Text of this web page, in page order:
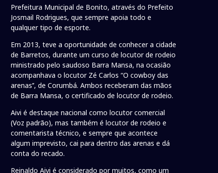
Prefeitura Municipal de Bonito, através do Prefeito
Josmail Rodrigues, que sempre apoia todo e
qualquer tipo de esporte.
Em 2013, teve a oportunidade de conhecer a cidade
de Barretos, durante um curso de locutor de rodeio
ministrado pelo saudoso Barra Mansa, na ocasião
acompanhava o locutor Zé Carlos “O cowboy das
arenas’’, de Corumbá. Ambos receberam das mãos
de Barra Mansa, o certificado de locutor de rodeio.
Aivi é destaque nacional como locutor comercial
(Voz padrão), mas também é locutor de rodeio e
comentarista técnico, e sempre que acontece
algum imprevisto, cai para dentro das arenas e dá
conta do recado.
Reinaldo Aivi é considerado por muitos, como um